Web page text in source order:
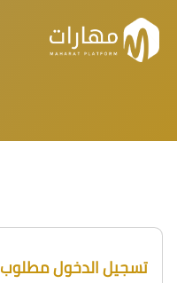
الكتل
تسجيل الدخول مطلوب